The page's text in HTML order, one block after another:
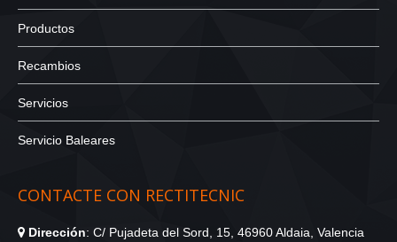
Productos
Recambios
Servicios
Servicio Baleares
CONTACTE CON RECTITECNIC
Dirección: C/ Pujadeta del Sord, 15, 46960 Aldaia, Valencia